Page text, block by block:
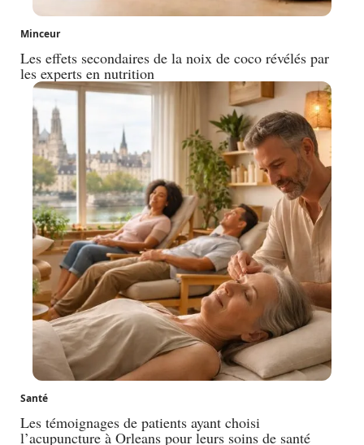
Minceur
Les effets secondaires de la noix de coco révélés par
les experts en nutrition
Santé
Les témoignages de patients ayant choisi
l’acupuncture à Orleans pour leurs soins de santé